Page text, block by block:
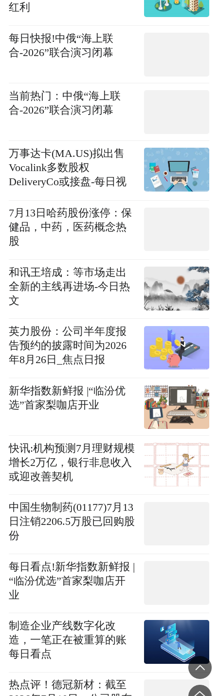
红利
每日快报!中俄“海上联
合-2026”联合演习闭幕
当前热门：中俄“海上联
合-2026”联合演习闭幕
万事达卡(MA.US)拟出售
Vocalink多数股权
DeliveryCo或接盘-每日视
7月13日哈药股份涨停：保
健品，中药，医药概念热
股
和讯王培成：等市场走出
全新的主线再进场-今日热
文
英力股份：公司半年度报
告预约的披露时间为2026
年8月26日_焦点日报
新华指数新鲜报 |“临汾优
选”首家梨咖店开业
快讯:机构预测7月理财规模
增长2万亿，银行非息收入
或迎改善契机
中国生物制药(01177)7月13
日注销2206.5万股已回购股
份
每日看点!新华指数新鲜报 |
“临汾优选”首家梨咖店开
业
制造企业产线数字化改
造，一笔正在被重算的账
每日看点
热点评！德冠新材：截至